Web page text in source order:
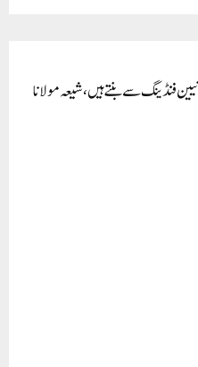
فنڈینگ سے بنتے ہیں، شیعہ مولانا